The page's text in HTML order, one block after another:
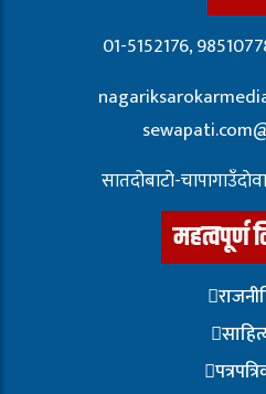
01-5152176,
सातदोबाटो-
महत्वपूर्ण